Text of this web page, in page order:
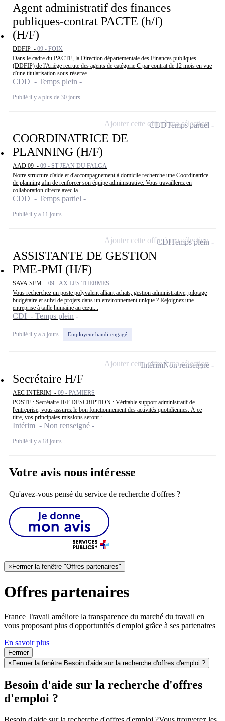
Agent administratif des finances
publiques-contrat PACTE (h/f)
(H/F)
DDFIP - 09 - FOIX
Dans le cadre du PACTE, la Direction départementale des Finances publiques
(DDFIP) de l'Ariège recrute des agents de catégorie C par contrat de 12 mois en vue
d'une titularisation sous réserve...
CDD - Temps plein
Publié il y a plus de 30 jours
COORDINATRICE DE
PLANNING (H/F)
AAD 09 - 09 - ST JEAN DU FALGA
Notre structure d'aide et d'accompagnement à domicile recherche une Coordinatrice
de planning afin de renforcer son équipe administrative. Vous travaillerez en
collaboration directe avec la...
CDD - Temps partiel
Publié il y a 11 jours
CDDTemps partiel
Ajouter cette offre à ma sélection
ASSISTANTE DE GESTION
PME-PMI (H/F)
SAVA.SEM - 09 - AX LES THERMES
Vous recherchez un poste polyvalent alliant achats, gestion administrative, pilotage
budgétaire et suivi de projets dans un environnement unique ? Rejoignez une
entreprise à taille humaine au cœur...
CDI - Temps plein
Publié il y a 5 jours Employeur handi-engagé
CDITemps plein
Ajouter cette offre à ma sélection
Secrétaire H/F
AEC INTÉRIM - 09 - PAMIERS
POSTE : Secrétaire H/F DESCRIPTION : Véritable support administratif de
l'entreprise, vous assurez le bon fonctionnement des activités quotidiennes. À ce
titre, vos principales missions seront : ...
Intérim - Non renseigné
Publié il y a 18 jours
IntérimNon renseigné
Ajouter cette offre à ma sélection
Votre avis nous intéresse
Qu'avez-vous pensé du service de recherche d'offres ?
× Fermer la fenêtre "Offres partenaires"
Offres partenaires
France Travail améliore la transparence du marché du travail en
vous proposant plus d'opportunités d'emploi grâce à ses partenaires
En savoir plus
Fermer
× Fermer la fenêtre Besoin d'aide sur la recherche d'offres d'emploi ?
Besoin d'aide sur la recherche d'offres
d'emploi ?